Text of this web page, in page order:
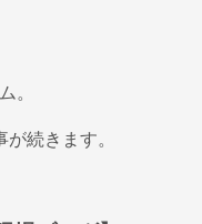
。
続きます。